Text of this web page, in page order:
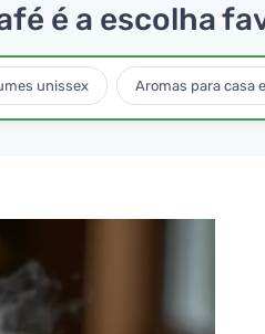
é a escolha
unissex Aromas para casa